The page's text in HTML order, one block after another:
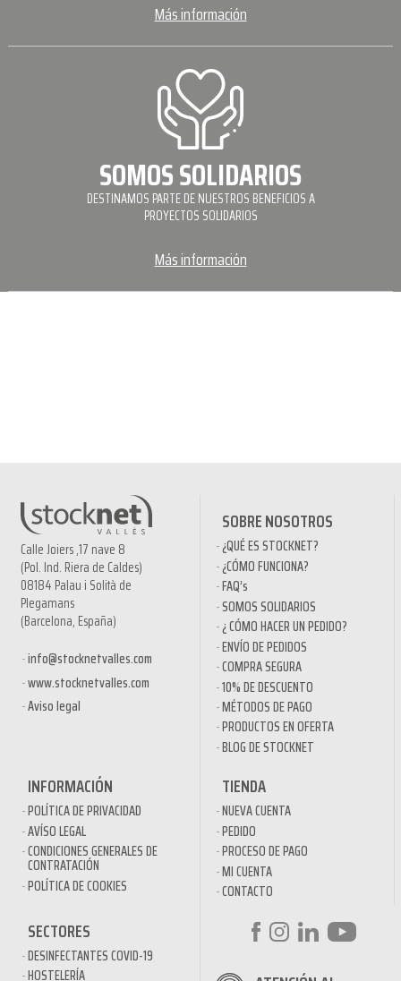
Más información
SOMOS SOLIDARIOS
DESTINAMOS PARTE DE NUESTROS BENEFICIOS A
PROYECTOS SOLIDARIOS
Más información
Calle Joiers ,17 nave 8
(Pol. Ind. Riera de Caldes)
08184 Palau i Solità de
Plegamans
(Barcelona, España)
info@stocknetvalles.com
www.stocknetvalles.com
Aviso legal
SOBRE NOSOTROS
¿QUÉ ES STOCKNET?
¿CÓMO FUNCIONA?
FAQ’s
SOMOS SOLIDARIOS
¿ CÓMO HACER UN PEDIDO?
ENVÍO DE PEDIDOS
COMPRA SEGURA
10% DE DESCUENTO
MÉTODOS DE PAGO
PRODUCTOS EN OFERTA
BLOG DE STOCKNET
INFORMACIÓN
POLÍTICA DE PRIVACIDAD
AVÍSO LEGAL
CONDICIONES GENERALES DE
CONTRATACIÓN
POLÍTICA DE COOKIES
TIENDA
NUEVA CUENTA
PEDIDO
PROCESO DE PAGO
MI CUENTA
CONTACTO
SECTORES
DESINFECTANTES COVID-19
HOSTELERÍA